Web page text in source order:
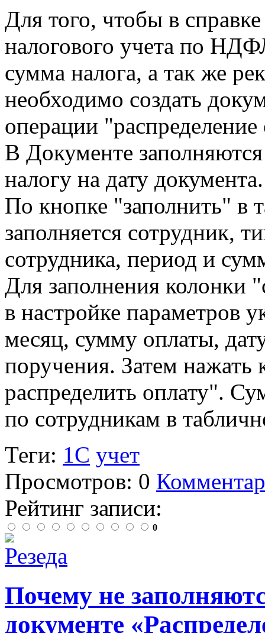
Для того, чтобы в
налогового учета по
сумма налога, а так же
необходимо создать
операции
В Документе
налогу на дату документа.
По кнопке "заполнить" в
заполняется сотрудник,
сотрудника, период и
Для заполнения колонки
в настройке параметров
месяц, сумму оплаты,
поручения. Затем нажать
распределить оплату".
по сотрудникам в
Теги: 1С учет
Просмотров: 0
Рейтинг записи:
0
Почему не
документе